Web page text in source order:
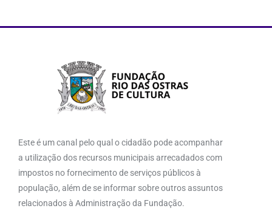
Este é um canal pelo qual o cidadão pode acompanhar
a utilização dos recursos municipais arrecadados com
impostos no fornecimento de serviços públicos à
população, além de se informar sobre outros assuntos
relacionados à Administração da Fundação.